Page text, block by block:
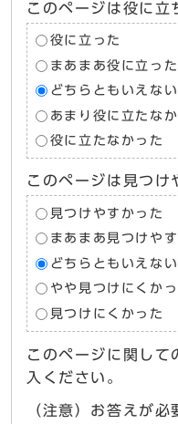
このページは役に立
役に立った
まあまあ役に立った
どちらともいえない
あまり役に立たな
役に立たなかった
このページは見つけ
見つけやすかった
まあまあ見つけや
どちらともいえない
やや見つけにくかっ
見つけにくかった
このページに関して
入ください。
（注意）お答えが